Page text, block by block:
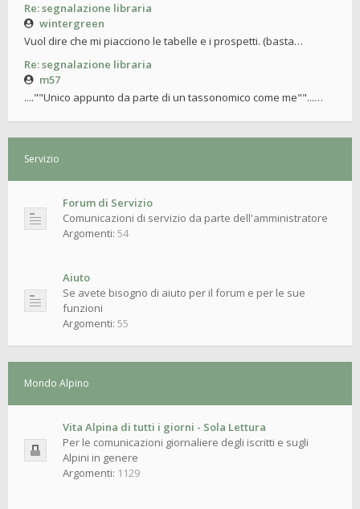
Re: segnalazione libraria
wintergreen
Vuol dire che mi piacciono le tabelle e i prospetti. (basta…
Re: segnalazione libraria
m57
....""Unico appunto da parte di un tassonomico come me""...…
Servizio
Forum di Servizio
Comunicazioni di servizio da parte dell'amministratore
Argomenti: 54
Aiuto
Se avete bisogno di aiuto per il forum e per le sue
funzioni
Argomenti: 55
Mondo Alpino
Vita Alpina di tutti i giorni - Sola Lettura
Per le comunicazioni giornaliere degli iscritti e sugli
Alpini in genere
Argomenti: 1129